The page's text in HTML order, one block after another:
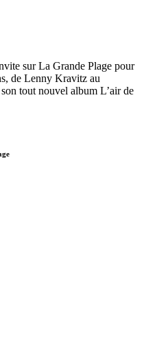
sur La Grande Plage pour
de Lenny Kravitz au
tout nouvel album L’air de